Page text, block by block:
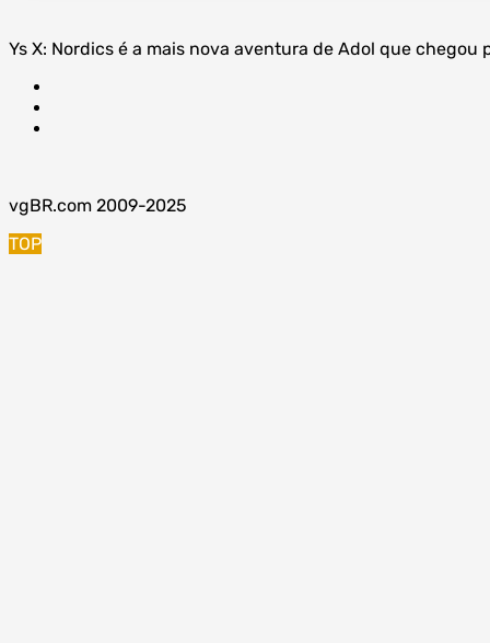
Ys X: Nordics é a mais nova aventura de Adol que
vgBR.com 2009-2025
TOP